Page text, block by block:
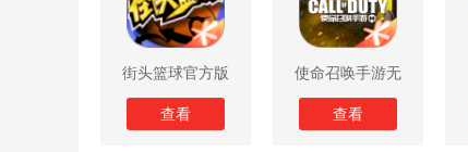
街头篮球官方版
查看
使命召唤手游无
限子弹版
查看